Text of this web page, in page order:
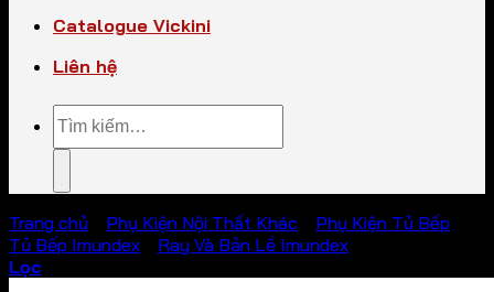
Catalogue Vickini
Liên hệ
Tìm
kiếm:
Trang chủ Phụ Kiện Nội Thất Khác Phụ Kiện Tủ Bếp
Tủ Bếp Imundex
Ray Và Bản Lề Imundex
Lọc